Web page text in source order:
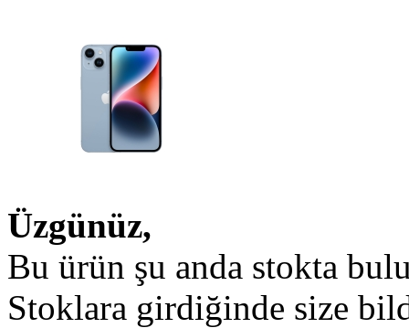
Üzgünüz,
Bu ürün şu anda stokta
Stoklara girdiğinde size